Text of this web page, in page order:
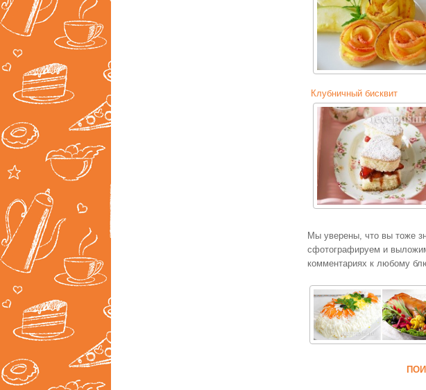
Клубничный бисквит
Мы уверены, что вы тоже
сфотографируем и
комментариях к любому